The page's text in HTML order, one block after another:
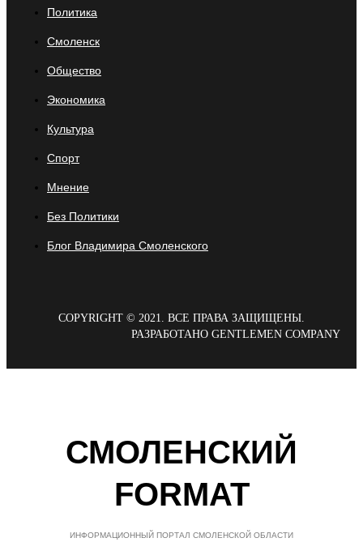
Политика
Смоленск
Общество
Экономика
Культура
Спорт
Мнение
Без Политики
Блог Владимира Смоленского
COPYRIGHT © 2021. ВСЕ ПРАВА ЗАЩИЩЕНЫ.
РАЗРАБОТАНО GENTLEMEN COMPANY
СМОЛЕНСКИЙ
FORMAT
ИНФОРМАЦИОННЫЙ ПОРТАЛ СМОЛЕНСКОЙ ОБЛАСТИ